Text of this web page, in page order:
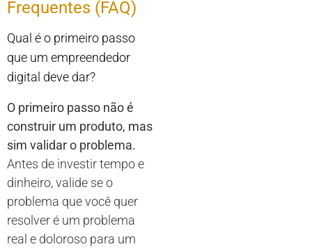
Frequentes (FAQ)
Qual é o primeiro passo
que um empreendedor
digital deve dar?
O primeiro passo não é
construir um produto, mas
sim validar o problema.
Antes de investir tempo e
dinheiro, valide se o
problema que você quer
resolver é um problema
real e doloroso para um